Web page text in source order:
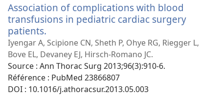
fenêtre)
Association of complications with blood
transfusions in pediatric cardiac surgery
patients.
une
nouvelle
fenêtre)
Iyengar A, Scipione CN, Sheth P, Ohye RG, Riegger L,
Bove EL, Devaney EJ, Hirsch-Romano JC.
Source ‎: Ann Thorac Surg 2013;96(3):910-6.
Référence ‎: PubMed 23866807
DOI ‎: 10.1016/j.athoracsur.2013.05.003